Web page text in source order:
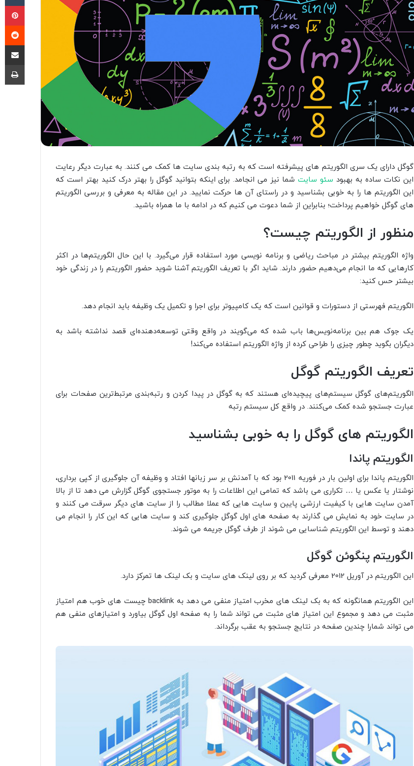
گوگل دارای یک سری الگوریتم های پیشرفته است که به رتبه بندی سایت ها کمک می کنند. به عبارت دیگر رعایت
این نکات ساده به بهبود سئو سایتشما نیز می انجامد. برای اینکه بتوانید گوگل را بهتر درک کنید بهتر است که
این الگوریتم ها را به خوبی بشناسید و در راستای آن ها حرکت نمایید. در این مقاله به معرفی و بررسی الگوریتم
های گوگل خواهیم پرداخت؛ بنابراین از شما دعوت می کنیم که در ادامه با ما همراه باشید.
منظور از الگوریتم چیست؟
واژه الگوریتم بیشتر در مباحث ریاضی و برنامه نویسی مورد استفاده قرار می‌گیرد. با این حال الگوریتم‌ها در اکثر
کارهایی که ما انجام می‌دهیم حضور دارند. شاید اگر با تعریف الگوریتم آشنا شوید حضور الگوریتم را در زندگی خود
بیشتر حس کنید:
الگوریتم فهرستی از دستورات و قوانین است که یک کامپیوتر برای اجرا و تکمیل یک وظیفه باید انجام دهد.
یک جوک هم بین برنامه‌نویس‌ها باب شده که می‌گویند در واقع وقتی توسعه‌دهنده‌ای قصد نداشته باشد به
دیگران بگوید چطور چیزی را طراحی کرده از واژه الگوریتم استفاده می‌کند!
تعریف الگوریتم گوگل
الگوریتم‌های گوگل سیستم‌های پیچیده‌ای هستند که به گوگل در پیدا کردن و رتبه‌بندی مرتبط‌ترین صفحات برای
عبارت جستجو شده کمک می‌کنند. در واقع کل سیستم رتبه‌
الگوریتم های گوگل را به خوبی بشناسید
الگوریتم پاندا
الگوریتم پاندا برای اولین بار در فوریه 2011 بود که با آمدنش بر سر زبانها افتاد و وظیفه آن جلوگیری از کپی برداری،
نوشتار یا عکس یا … تکراری می باشد که تمامی این اطلاعات را به موتور جستجوی گوگل گزارش می دهد تا از بالا
آمدن سایت هایی با کیفیت ارزشی پایین و سایت هایی که عملا مطالب را از سایت های دیگر سرقت می کنند و
در سایت خود به نمایش می گذارند به صفحه های اول گوگل جلوگیری کند و سایت هایی که این کار را انجام می
دهند و توسط این الگوریتم شناسایی می شوند از طرف گوگل جریمه می شوند.
الگوریتم پنگوئن گوگل
این الگوریتم در آوریل 2012 معرفی گردید که بر روی لینک های سایت و بک لینک ها تمرکز دارد.
این الگوریتم همانگونه که به بک لینک های مخرب امتیاز منفی می دهد به backlink چیست های خوب هم امتیاز
مثبت می دهد و مجموع این امتیاز های مثبت می تواند شما را به صفحه اول گوگل بیاورد و امتیازهای منفی هم
می تواند شمارا چندین صفحه در نتایج جستجو به عقب برگرداند.
اشتراک